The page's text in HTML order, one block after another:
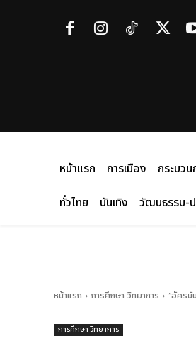
หน้าแรก การเมือง กระบว
ทั่วไทย
บันเทิง วัฒนธรรม-
หน้าแรก การศึกษา วิทยาการ “อัครนั
การศึกษา วิทยาการ